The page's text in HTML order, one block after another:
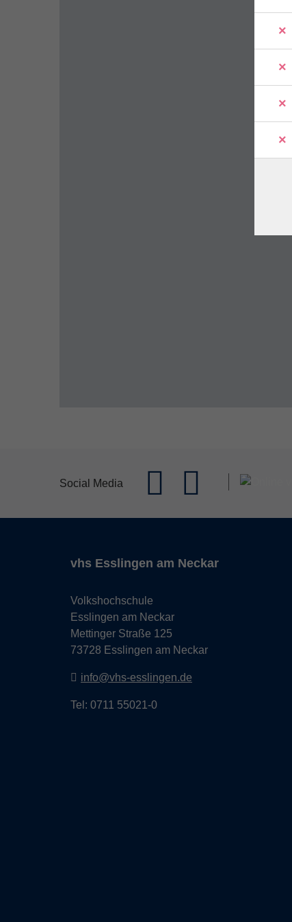
Social Media
vhs Esslingen am Neckar
Volkshochschule
Esslingen am Neckar
Mettinger Straße 125
73728 Esslingen am Neckar
info@vhs-esslingen.de
Tel: 0711 55021-0